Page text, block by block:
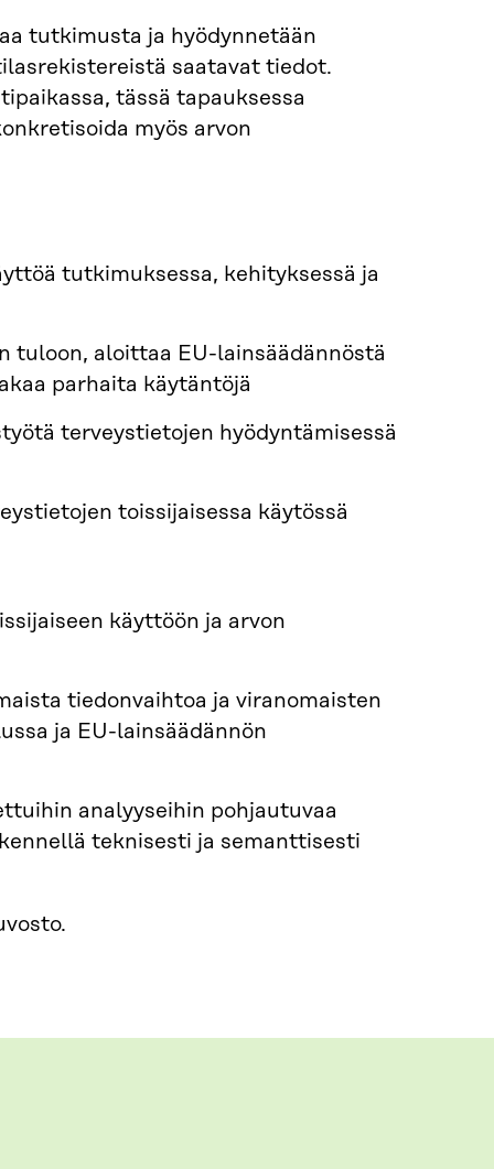
tutkimusta ja hyödynnetään
saatavat tiedot.
tässä tapauksessa
myös arvon
tutkimuksessa, kehityksessä ja
tuloon, aloittaa EU-lainsäädännöstä
parhaita käytäntöjä
terveystietojen hyödyntämisessä
toissijaisessa käytössä
käyttöön ja arvon
tiedonvaihtoa ja viranomaisten
ja EU-lainsäädännön
analyyseihin pohjautuvaa
teknisesti ja semanttisesti